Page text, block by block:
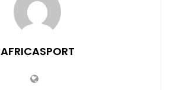
AFRICASPORT